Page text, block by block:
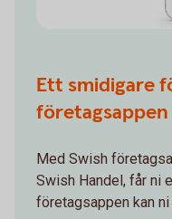
Ett smidigare
företagsappen
Med Swish
Swish Handel, får ni
företagsappen kan